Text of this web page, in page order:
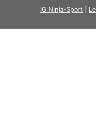
IG Ninja-Sport